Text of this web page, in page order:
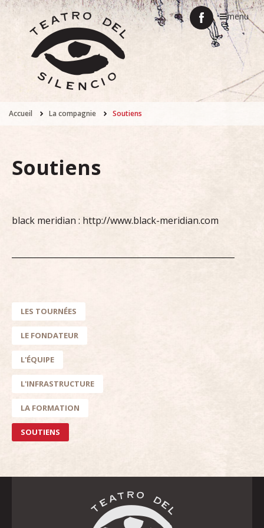
menu
Accueil La compagnie Soutiens
Soutiens
black meridian : http://www.black-meridian.com
LES TOURNÉES
LE FONDATEUR
L'ÉQUIPE
L'INFRASTRUCTURE
LA FORMATION
SOUTIENS